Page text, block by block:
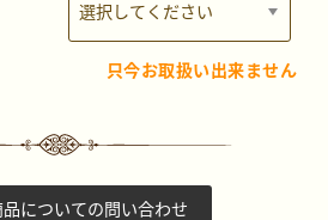
只今お取扱い出来ません
品についての問い合わせ